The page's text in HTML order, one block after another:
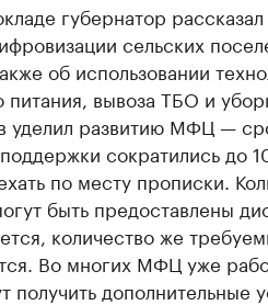
губернатор
сельских
об использовании
питания, вывоза ТБО и
уделил развитию МФЦ —
сократились до
по месту прописки.
быть предоставлены
количество же
Во многих МФЦ уже
получить дополнительные